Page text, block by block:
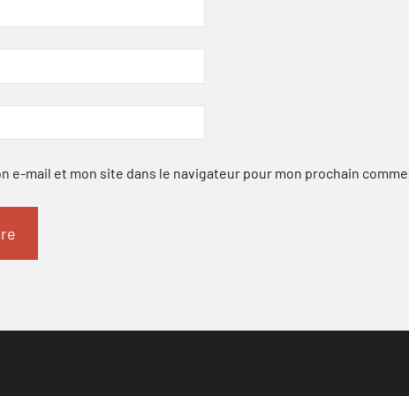
e-mail et mon site dans le navigateur pour mon prochain